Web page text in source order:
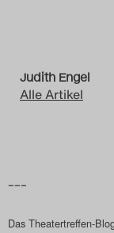
Judith Engel
Alle Artikel
–––
Das Theatertreffen-